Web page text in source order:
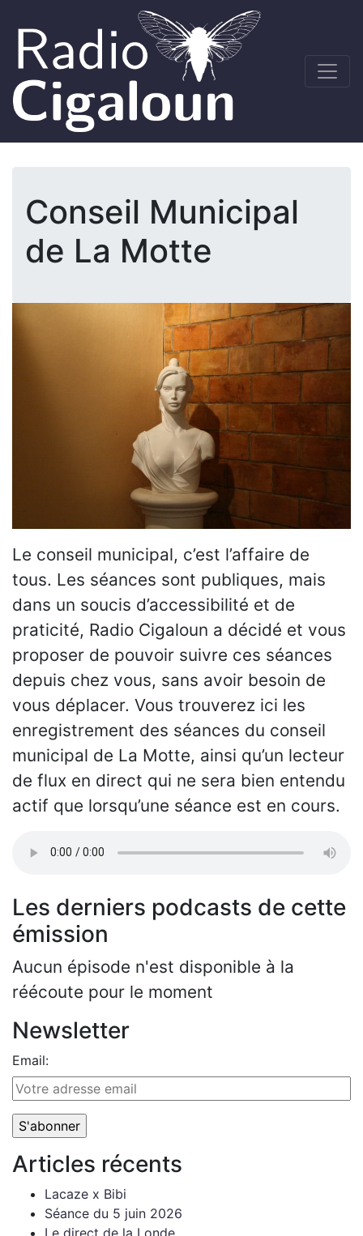
Conseil Municipal
de La Motte
Le conseil municipal, c’est l’affaire de
tous. Les séances sont publiques, mais
dans un soucis d’accessibilité et de
praticité, Radio Cigaloun a décidé et vous
proposer de pouvoir suivre ces séances
depuis chez vous, sans avoir besoin de
vous déplacer. Vous trouverez ici les
enregistrement des séances du conseil
municipal de La Motte, ainsi qu’un lecteur
de flux en direct qui ne sera bien entendu
actif que lorsqu’une séance est en cours.
Les derniers podcasts de cette
émission
Aucun épisode n'est disponible à la
réécoute pour le moment
Newsletter
Email:
Articles récents
Lacaze x Bibi
Séance du 5 juin 2026
Le direct de la Londe